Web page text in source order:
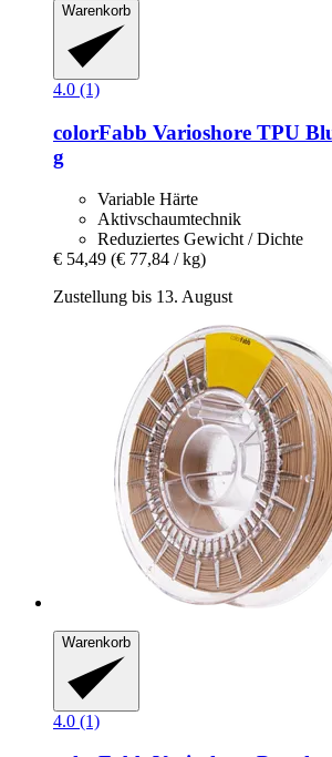
Warenkorb
4.0 (1)
colorFabb Varioshore TPU
g
Variable Härte
Aktivschaumtechnik
Reduziertes Gewicht / Dichte
€ 54,49 (€ 77,84 / kg)
Zustellung bis 13. August
Warenkorb
4.0 (1)